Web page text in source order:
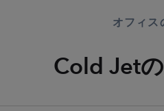
オフィス
Cold Jet